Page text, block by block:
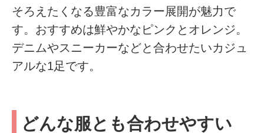
そろえたくなる豊富なカラー展開が魅力で
す。おすすめは鮮やかなピンクとオレンジ。
デニムやスニーカーなどと合わせたいカジュ
アルな1足です。
どんな服とも合わせやすい